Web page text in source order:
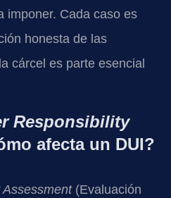
imponer. Cada caso es
honesta de las
cárcel es parte esencial
Responsibility
afecta un DUI?
(Evaluación